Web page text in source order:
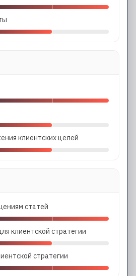
клиентских целей
статей
клиентской стратегии
стратегии